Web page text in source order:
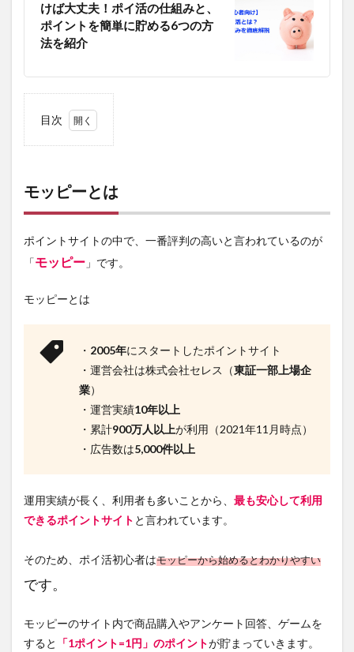
けば大丈夫！ポイ活の仕組みと、
ポイントを簡単に貯める6つの方
法を紹介
目次
ピー
つの
ット
イン
トが
先が
多い
③東
部上
業が
運営
モッピーとは
ポイントサイトの中で、一番評判の高いと言われているのが
「モッピー 」です。
モッピーとは
・ 2005年にスタートしたポイントサイト
・運営会社は株式会社セレス（東証一部上場企
業）
・運営実績10年以上
・累計900万人以上が利用（2021年11月時点）
・広告数は5,000件以上
運用実績が長く、利用者も多いことから、 最も安心して利用
できるポイントサイト と言われています。
そのため、ポイ活初心者はモッピーから始めるとわかりやすい
です。
モッピーのサイト内で商品購入やアンケート回答、ゲームを
すると
「1ポイント=1円 」のポイントが貯まっていきます。